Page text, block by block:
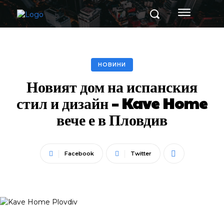
НОВИНИ
Новият дом на испанския
стил и дизайн – Kave Home
вече е в Пловдив
Facebook Twitter